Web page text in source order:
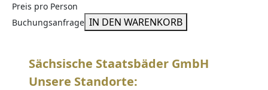
Preis pro Person
Buchungsanfrage IN DEN WARENKORB
Sächsische Staatsbäder GmbH
Unsere Standorte: